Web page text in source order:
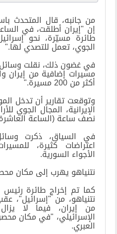
من جانبه، قال المتحدث
طائرة مسيّرة، نحو
الجوي، تعمل للتصدي لها".
في غضون ذلك، نقلت وسائل
مسيرات إضافية من إيران
أكثر من 200 مسيرة
".
وتوقعت تقارير أن تدخل
الإيرانية، المجال الجوي
نصف ساعة (الساعة
في السياق، ذكرت
اعتراضات كثيرة،
الأجواء السورية.
نتنياهو يهرب إلى مكان
كما تم إخراج طائرة رئيس
نتنياهو، من "إسرائيل"،
من إيران، فيما لا
الإسرائيلي، "في مكان
العبري.